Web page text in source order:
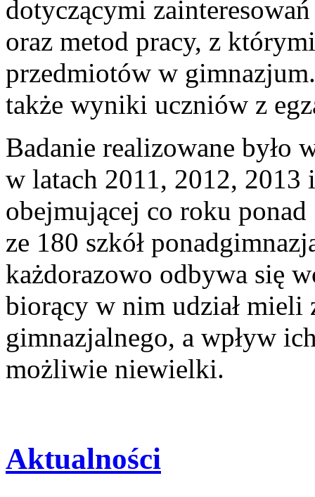
dotyczącymi
oraz metod pracy, z
przedmiotów w
także wyniki uczniów z
Badanie realizowane było
w latach 2011, 2012,
obejmującej co roku
ze 180 szkół
każdorazowo odbywa się
biorący w nim udział mieli
gimnazjalnego, a wpływ
możliwie niewielki.
Aktualności